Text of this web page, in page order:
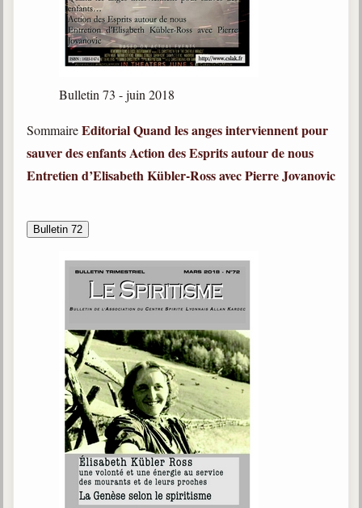
Bulletin 73 - juin 2018
SommaireEditorialQuand les anges interviennent pour
sauver des enfantsAction des Esprits autour de nous
Entretien d’Elisabeth Kübler-Ross avec Pierre Jovanovic
Bulletin 72